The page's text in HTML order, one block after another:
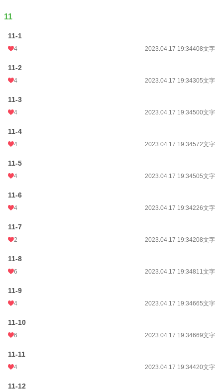
11
11-1
4 2023.04.17 19:34408文字
11-2
4 2023.04.17 19:34305文字
11-3
4 2023.04.17 19:34500文字
11-4
4 2023.04.17 19:34572文字
11-5
4 2023.04.17 19:34505文字
11-6
4 2023.04.17 19:34226文字
11-7
2 2023.04.17 19:34208文字
11-8
6 2023.04.17 19:34811文字
11-9
4 2023.04.17 19:34665文字
11-10
6 2023.04.17 19:34669文字
11-11
4 2023.04.17 19:34420文字
11-12